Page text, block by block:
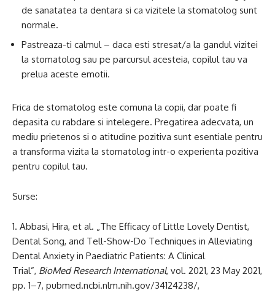
de sanatatea ta dentara si ca vizitele la stomatolog sunt
normale.
Pastreaza-ti calmul – daca esti stresat/a la gandul vizitei
la stomatolog sau pe parcursul acesteia, copilul tau va
prelua aceste emotii.
Frica de stomatolog este comuna la copii, dar poate fi
depasita cu rabdare si intelegere. Pregatirea adecvata, un
mediu prietenos si o atitudine pozitiva sunt esentiale pentru
a transforma vizita la stomatolog intr-o experienta pozitiva
pentru copilul tau.
Surse:
Abbasi, Hira, et al. „The Efficacy of Little Lovely Dentist,
Dental Song, and Tell-Show-Do Techniques in Alleviating
Dental Anxiety in Paediatric Patients: A Clinical
Trial”, BioMed Research International, vol. 2021, 23 May 2021,
pp. 1–7, pubmed.ncbi.nlm.nih.gov/34124238/,